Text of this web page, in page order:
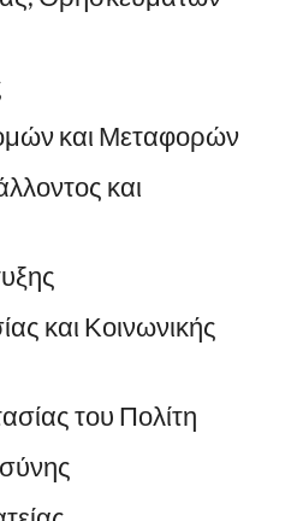
και Μεταφορών
και
και Κοινωνικής
του Πολίτη